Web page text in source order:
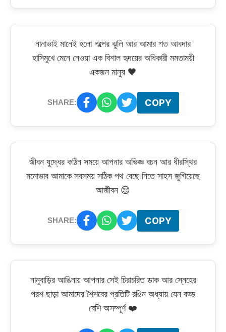
নানাভাই মানেই হলো গল্পের ঝুলি আর আমার শত আবদার
হাসিমুখে মেনে নেওয়া এক বিশাল হৃদয়ের অধিকারী মমতাময়ী
একজন মানুষ 🖤
SHARE: COPY
জীবন যুদ্ধের কঠিন সময়ে আপনার অভিজ্ঞ বচন আর ধীরস্থির
মনোভাব আমাকে সবসময় সঠিক পথ বেছে নিতে সাহস জুগিয়েছে
আজীবন 😌
SHARE: COPY
নানুবাড়ির আঙিনায় আপনার সেই চিরাচরিত ডাক আর স্নেহের
পরশ ছাড়া আমাদের শৈশবের প্রতিটি রঙিন অধ্যায় যেন বড্ড
বেশি অসম্পূর্ণ ❤️